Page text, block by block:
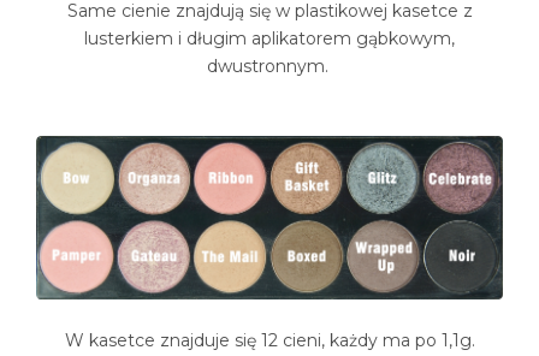
Same cienie znajdują się w plastikowej kasetce z
lusterkiem i długim aplikatorem gąbkowym,
dwustronnym.
W kasetce znajduje się 12 cieni, każdy ma po 1,1g.